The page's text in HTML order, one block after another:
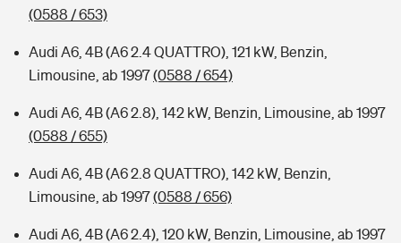
(0588 / 653)
Audi A6, 4B (A6 2.4 QUATTRO), 121 kW, Benzin,
Limousine, ab 1997(0588 / 654)
Audi A6, 4B (A6 2.8), 142 kW, Benzin, Limousine, ab 1997
(0588 / 655)
Audi A6, 4B (A6 2.8 QUATTRO), 142 kW, Benzin,
Limousine, ab 1997(0588 / 656)
Audi A6, 4B (A6 2.4), 120 kW, Benzin, Limousine, ab 1997